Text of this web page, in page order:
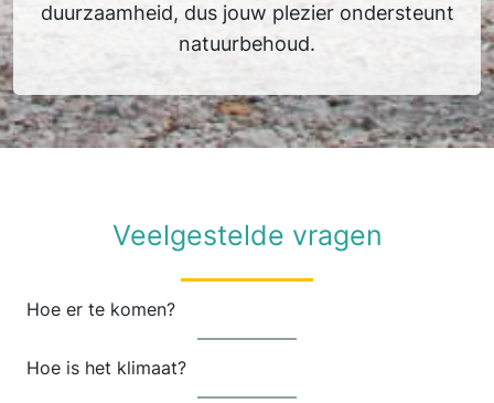
duurzaamheid, dus jouw plezier ondersteunt
natuurbehoud.
Veelgestelde vragen
Hoe er te komen?
Hoe is het klimaat?